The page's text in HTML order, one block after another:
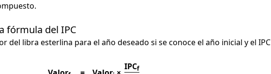
fórmula del IPC
del libra esterlina para el año deseado si se conoce el año inicial y el IPC
IPCf